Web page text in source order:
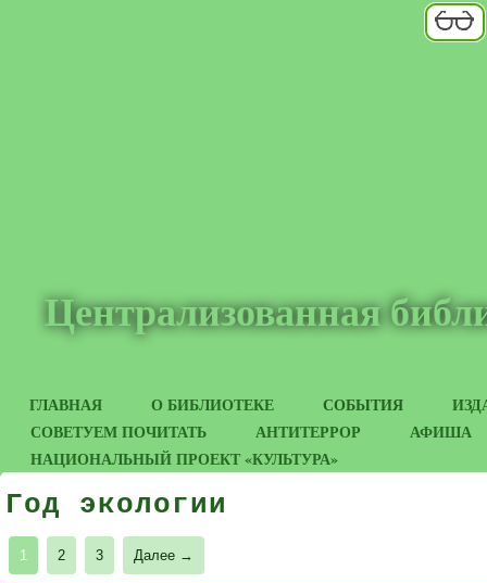
Централизованная
ГЛАВНАЯ О БИБЛИОТЕКЕ СОБЫТИЯ
СОВЕТУЕМ ПОЧИТАТЬ
АНТИТЕРРОР
АФИША
НАЦИОНАЛЬНЫЙ ПРОЕКТ «КУЛЬТУРА»
Год экологии
1 2 3 Далее →